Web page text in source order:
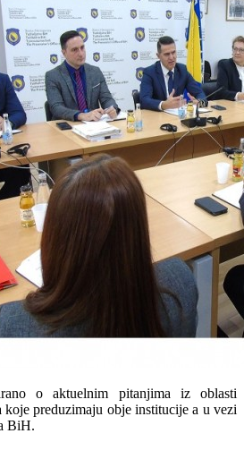
o aktuelnim pitanjima iz oblasti
koje preduzimaju obje institucije a u vezi
BiH.